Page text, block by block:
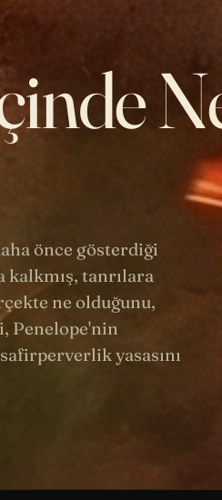
önce gösterdiği
kalkmış, tanrılara
ne olduğunu,
Penelope'nin
yasasını